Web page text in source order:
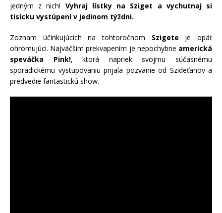
jedným z nich! Vyhraj lístky na Sziget a vychutnaj si
tisícku vystúpení v jedinom týždni.
Zoznam účinkujúcich na tohtoročnom Szigete je opäť
ohromujúci. Najväčším prekvapením je nepochybne americká
speváčka Pink!, ktorá napriek svojmu súčasnému
sporadickému vystupovaniu prijala pozvanie od Szideťanov a
predvedie fantastickú show.